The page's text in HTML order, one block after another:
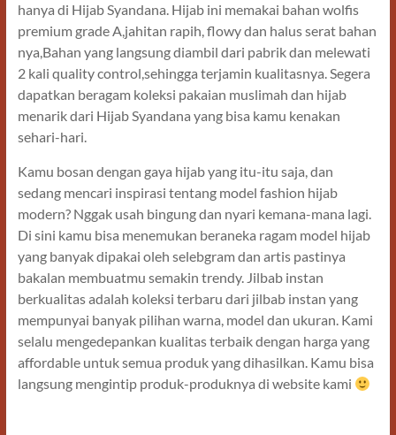
hanya di Hijab Syandana. Hijab ini memakai bahan wolfis
premium grade A,jahitan rapih, flowy dan halus serat bahan
nya,Bahan yang langsung diambil dari pabrik dan melewati
2 kali quality control,sehingga terjamin kualitasnya. Segera
dapatkan beragam koleksi pakaian muslimah dan hijab
menarik dari Hijab Syandana yang bisa kamu kenakan
sehari-hari.
Kamu bosan dengan gaya hijab yang itu-itu saja, dan
sedang mencari inspirasi tentang model fashion hijab
modern? Nggak usah bingung dan nyari kemana-mana lagi.
Di sini kamu bisa menemukan beraneka ragam model hijab
yang banyak dipakai oleh selebgram dan artis pastinya
bakalan membuatmu semakin trendy. Jilbab instan
berkualitas adalah koleksi terbaru dari jilbab instan yang
mempunyai banyak pilihan warna, model dan ukuran. Kami
selalu mengedepankan kualitas terbaik dengan harga yang
affordable untuk semua produk yang dihasilkan. Kamu bisa
langsung mengintip produk-produknya di website kami